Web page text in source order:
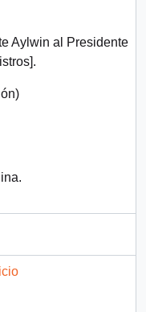
Aylwin al Presidente